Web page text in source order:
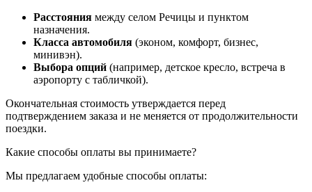
Расстояния между селом Речицы и пунктом
назначения.
Класса автомобиля (эконом, комфорт, бизнес,
минивэн).
Выбора опций (например, детское кресло, встреча в
аэропорту с табличкой).
Окончательная стоимость утверждается перед
подтверждением заказа и не меняется от продолжительности
поездки.
Какие способы оплаты вы принимаете?
Мы предлагаем удобные способы оплаты: